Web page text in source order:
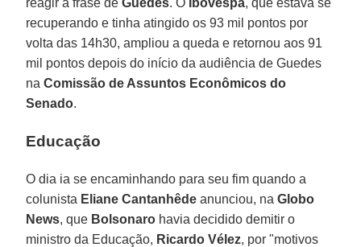
recuperando e tinha atingido os 93 mil pontos por
volta das 14h30, ampliou a queda e retornou aos 91
mil pontos depois do início da audiência de Guedes
naComissão de Assuntos Econômicos do
Senado.
Educação
O dia ia se encaminhando para seu fim quando a
colunista Eliane Cantanhêde anunciou, naGlobo
News, que Bolsonaro havia decidido demitir o
ministro da Educação, Ricardo Vélez, por "motivos